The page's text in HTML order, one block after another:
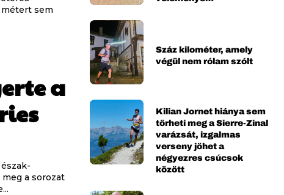
métert sem
a
a sorozat
Száz kilométer, amely
végül nem rólam szólt
Kilian Jornet hiánya sem
törheti meg a Sierre-Zinal
varázsát, izgalmas
verseny jöhet a
négyezres csúcsok
között